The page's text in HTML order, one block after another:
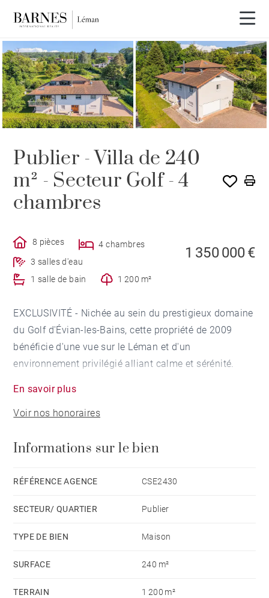
EXCLUSIVITÉ
Publier - Villa de 240
m² - Secteur Golf - 4
chambres
8 pièces
4 chambres
3 salles d'eau
1 salle de bain
1 200 m²
1 350 000 €
EXCLUSIVITÉ - Nichée au sein du prestigieux domaine
du Golf d'Évian-les-Bains, cette propriété de 2009
bénéficie d'une vue sur le Léman et d'un
environnement privilégié alliant calme et sérénité.
Le rez-de-chaussée dispose d'une entrée, d'une
lingerie, de deux chambres en suite et d'un bureau.
Le rez-de-jardin accueille une généreuse pièce de
l'extérieur, ainsi qu'une chambre en suite avec
À l'étage, un salon supplémentaire offre la possibilité
En savoir plus
Voir nos honoraires
Informations sur le bien
RÉFÉRENCE AGENCE CSE2430
SECTEUR/ QUARTIER Publier
TYPE DE BIEN Maison
SURFACE 240 m²
TERRAIN 1 200 m²